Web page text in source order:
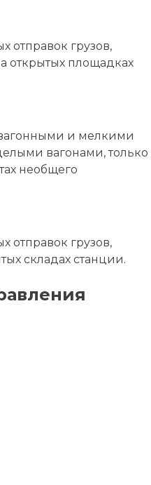
отправок грузов,
открытых площадках
и мелкими
вагонами, только
необщего
отправок грузов,
складах станции.